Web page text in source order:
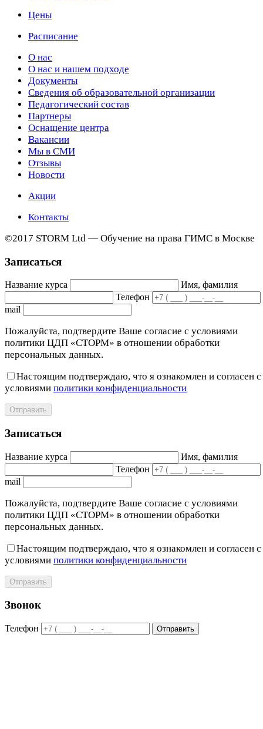
Цены
Расписание
О нас
О нас и нашем подходе
Документы
Сведения об образовательной организации
Педагогический состав
Партнеры
Оснащение центра
Вакансии
Мы в СМИ
Отзывы
Новости
Акции
Контакты
©2017 STORM Ltd — Обучение на права ГИМС в Москве
Записаться
Название курса
Имя, фамилия
Телефон
mail
Пожалуйста, подтвердите Ваше согласие с условиями
политики ЦДП «СТОРМ» в отношении обработки
персональных данных.
Настоящим подтверждаю, что я ознакомлен и согласен с
условиями политики конфиденциальности
Отправить
Записаться
Название курса
Имя, фамилия
Телефон
mail
Пожалуйста, подтвердите Ваше согласие с условиями
политики ЦДП «СТОРМ» в отношении обработки
персональных данных.
Настоящим подтверждаю, что я ознакомлен и согласен с
условиями политики конфиденциальности
Отправить
Звонок
Телефон Отправить